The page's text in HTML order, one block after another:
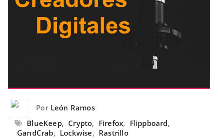
Por León Ramos
BlueKeep, Crypto, Firefox, Flippboard,
GandCrab, Lockwise, Rastrillo